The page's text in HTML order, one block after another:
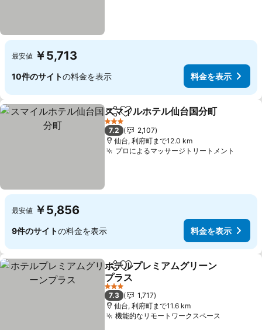
最安値 ￥5,713
10件のサイトの料金を表示 料金を表示
シェアお気に入りに追加
スマイルホテル仙台国分町
3 ホテルのランク
7.2
2,107
仙台, 利府町まで12.0 km
プロによるマッサージトリートメント
最安値 ￥5,856
9件のサイトの料金を表示 料金を表示
シェアお気に入りに追加
ホテルプレミアムグリーン
プラス
3 ホテルのランク
7.3
1,717
仙台, 利府町まで11.6 km
機能的なリモートワークスペース